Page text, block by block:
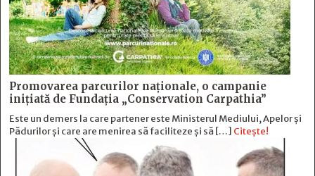
Promovarea parcurilor naționale, o campanie
inițiată de Fundația „Conservation Carpathia”
Este un demers la care partener este Ministerul Mediului, Apelor și
Pădurilor și care are menirea să faciliteze și să […] Citește!